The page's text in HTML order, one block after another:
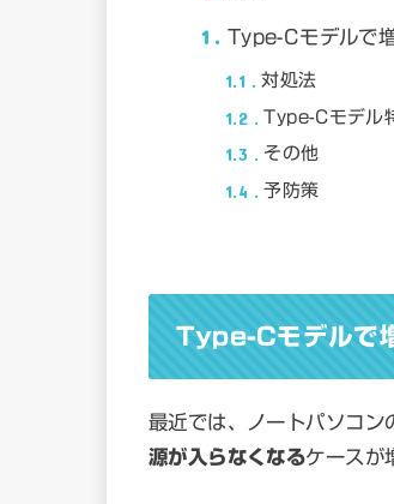
1 Type-Cモデルで
1.1 対処法
1.2 Type-Cモデル
1.3 その他
1.4 予防策
Type-Cモデルで
最近では、ノートパソコン
源が入らなくなるケースが